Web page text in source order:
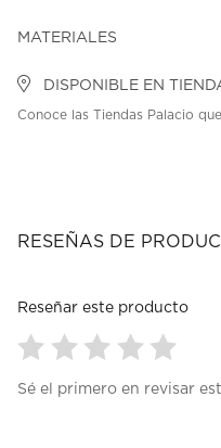
MATERIALES
DISPONIBLE EN
Conoce las Tiendas Palacio
RESEÑAS DE
Reseñar este producto
paraparaparaparapara
Sé el primero en revisar